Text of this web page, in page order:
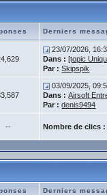
Derniers
23/07/2026,
Dans : [topic
Par : Skipspik
03/09/2025,
Dans : Airsoft
Par : denis9494
-- Nombre de clics :
Derniers